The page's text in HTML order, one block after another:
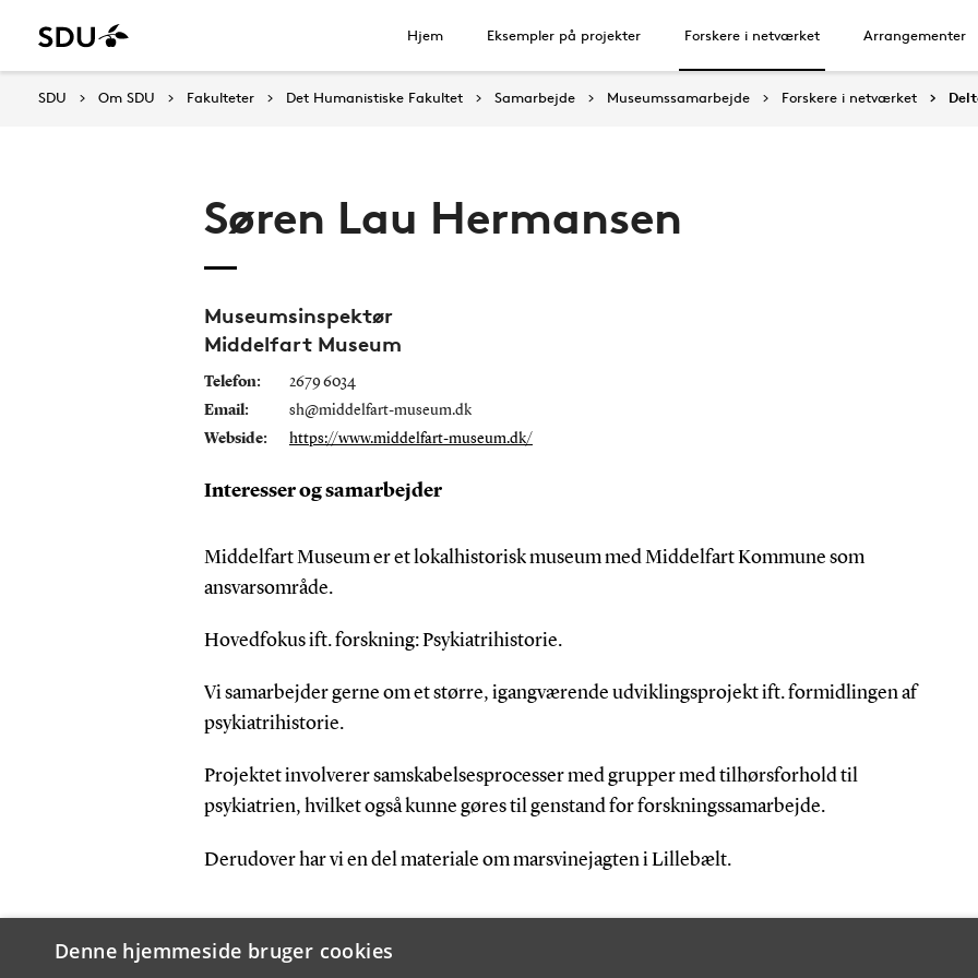
Hjem Eksempler på projekter Forskere i netværket Arrangementer
SDU Om SDU Fakulteter Det Humanistiske Fakultet Samarbejde Museumssamarbejde Forskere i netværket
Søren Lau Hermansen
Museumsinspektør
Middelfart Museum
Telefon:
2679 6034
Email:
sh@middelfart-museum.dk
Webside:
https://www.middelfart-museum.dk/
Interesser og samarbejder
Middelfart Museum er et lokalhistorisk museum med Middelfart Kommune som
ansvarsområde.
Hovedfokus ift. forskning: Psykiatrihistorie.
Vi samarbejder gerne om et større, igangværende udviklingsprojekt ift. formidlingen af
psykiatrihistorie.
Projektet involverer samskabelsesprocesser med grupper med tilhørsforhold til
psykiatrien, hvilket også kunne gøres til genstand for forskningssamarbejde.
Derudover har vi en del materiale om marsvinejagten i Lillebælt.
Denne hjemmeside bruger cookies